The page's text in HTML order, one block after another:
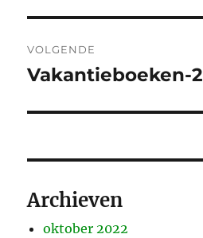
VOLGENDE
Volgend
Vakantieboeken-2
Archieven
oktober 2022